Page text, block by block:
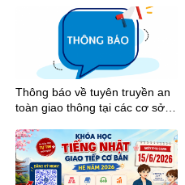
Thông báo về tuyên truyền an
toàn giao thông tại các cơ sở
phố Hồ Chí Minh năm 2026